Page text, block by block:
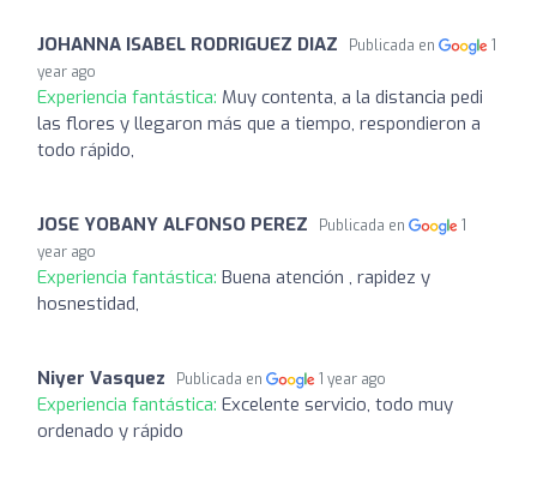
JOHANNA ISABEL RODRIGUEZ DIAZ Publicada en
1
year ago
Experiencia fantástica: Muy contenta, a la distancia pedi
las flores y llegaron más que a tiempo, respondieron a
todo rápido,
JOSE YOBANY ALFONSO PEREZ Publicada en
1
year ago
Experiencia fantástica: Buena atención , rapidez y
hosnestidad,
Niyer Vasquez Publicada en 1 year ago
Experiencia fantástica: Excelente servicio, todo muy
ordenado y rápido